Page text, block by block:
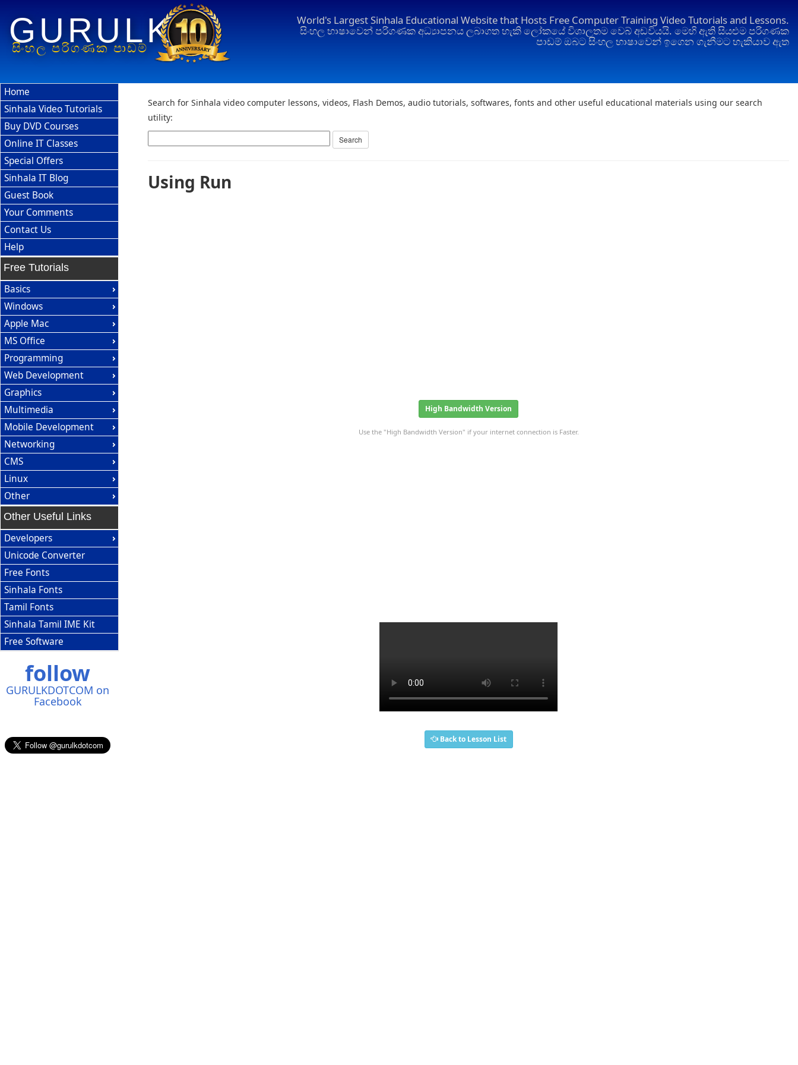
GURULK
සිංහල පරිගණක පාඩම්
World's Largest Sinhala Educational Website that Hosts Free Computer Training Video Tutorials and Lessons.
සිංහල භාෂාවෙන් පරිගණක අධ්‍යාපනය ලබාගත හැකි ලෝකයේ විශාලතම වෙබ් අඩවියයි. මෙහි ඇති සියළුම පරිගණක
පාඩම් ඔබට සිංහල භාෂාවෙන් ඉගෙන ගැනීමට හැකියාව ඇත
Search for Sinhala video computer lessons, videos, Flash Demos, audio tutorials, softwares, fonts and other useful educational materials using our search
utility:
Using Run
High Bandwidth Version
Use the "High Bandwidth Version" if your internet connection is Faster.
Back to Lesson List
Home
Sinhala Video Tutorials
Buy DVD Courses
Online IT Classes
Special Offers
Sinhala IT Blog
Guest Book
Your Comments
Contact Us
Help
Free Tutorials
Basics
Windows
Apple Mac
MS Office
Programming
Web Development
Graphics
Multimedia
Mobile Development
Networking
CMS
Linux
Other
Other Useful Links
Developers
Unicode Converter
Free Fonts
Sinhala Fonts
Tamil Fonts
Sinhala Tamil IME Kit
Free Software
follow
GURULKDOTCOM on
Facebook